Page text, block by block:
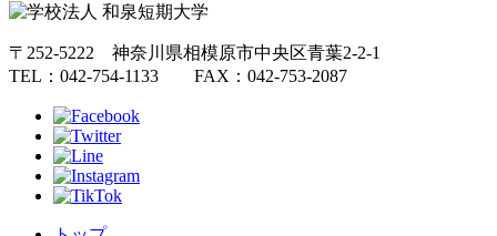
〒252-5222 神奈川県相模原市中央区青葉2-2-1
TEL：042-754-1133 FAX：042-753-2087